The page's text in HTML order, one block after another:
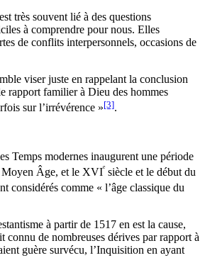
très souvent lié à des questions
à comprendre pour nous. Elles
de conflits interpersonnels, occasions de
viser juste en rappelant la conclusion
rapport familier à Dieu des hommes
sur l’irrévérence »[3].
Temps modernes inaugurent une période
Moyen Âge, et le XVIᵉ siècle et le début du
considérés comme « l’âge classique du
à partir de 1517 en est la cause,
connu de nombreuses dérives par rapport à
guère survécu, l’Inquisition en ayant